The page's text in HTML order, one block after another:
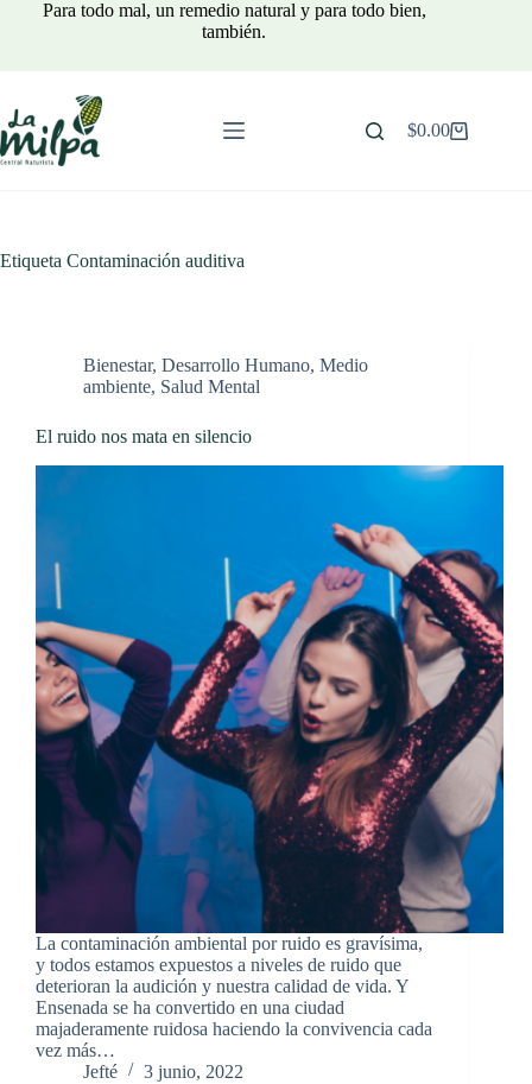
Para todo mal, un remedio natural y para todo bien,
también.
Carro
$0.00
Etiqueta Contaminación auditiva
Bienestar, Desarrollo Humano, Medio
ambiente, Salud Mental
El ruido nos mata en silencio
La contaminación ambiental por ruido es gravísima,
y todos estamos expuestos a niveles de ruido que
deterioran la audición y nuestra calidad de vida. Y
Ensenada se ha convertido en una ciudad
majaderamente ruidosa haciendo la convivencia cada
vez más…
Jefté
3 junio, 2022